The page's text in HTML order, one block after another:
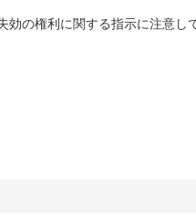
の権利に関する指示に注意し